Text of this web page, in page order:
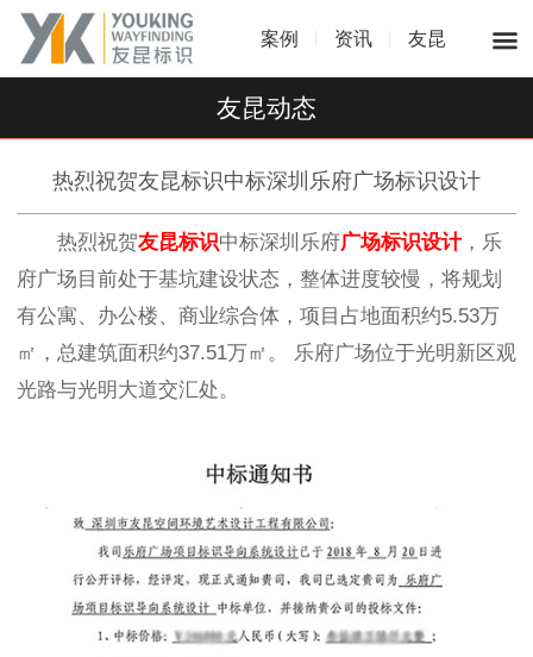
案例 资讯 友昆
友昆动态
热烈祝贺友昆标识中标深圳乐府广场标识设计
热烈祝贺友昆标识中标深圳乐府广场标识设计，乐
府广场目前处于基坑建设状态，整体进度较慢，将规划
有公寓、办公楼、商业综合体，项目占地面积约5.53万
㎡，总建筑面积约37.51万㎡。 乐府广场位于光明新区观
光路与光明大道交汇处。